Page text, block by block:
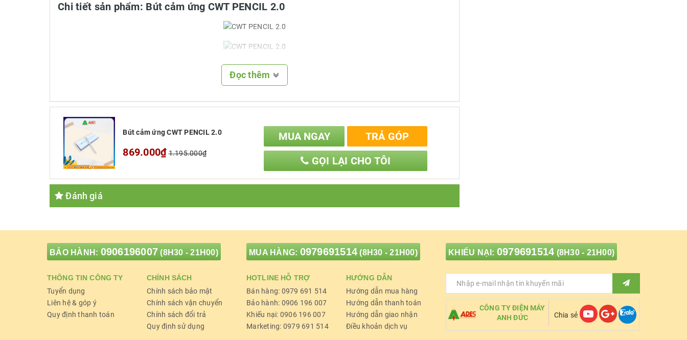
Chi tiết sản phẩm: Bút cảm ứng CWT PENCIL 2.0
Sản phẩmBút cảm ứng CWT PENCIL 2.0 hiện đang được phân phối chính hãng tại
ADES, khách hàng có nhu cầu mua bán sỉ, bán buôn sản phẩm liên hệ ngayHOTLINE
09.7969.1514
Sản phẩm Bút Cảm Ứng CWT PENCIL 2.0
Chất liệu Hợp kim nhôm, polycarbonat
Silicon
Đọc thêm
Bút cảm ứng CWT PENCIL 2.0
869.000₫ 1.195.000₫
MUA NGAY
TRẢ GÓP
GỌI LẠI CHO TÔI
Đánh giá
BẢO HÀNH: 0906196007 (8H30 - 21H00) MUA HÀNG: 0979691514 (8H30 - 21H00) KHIẾU NẠI: 0979691514 (8H30 - 21H00)
THÔNG TIN CÔNG TY
Tuyển dụng
Liên hệ & góp ý
Quy định thanh toán
CHÍNH SÁCH
Chính sách bảo mật
Chính sách vận chuyển
Chính sách đổi trả
Quy định sử dụng
HOTLINE HỖ TRỢ
Bán hàng: 0979 691 514
Bảo hành: 0906 196 007
Khiếu nại: 0906 196 007
Marketing: 0979 691 514
HƯỚNG DẪN
Hướng dẫn mua hàng
Hướng dẫn thanh toán
Hướng dẫn giao nhận
Điều khoản dịch vụ
CÔNG TY ĐIỆN MÁY
ANH ĐỨC
Chia sẻ